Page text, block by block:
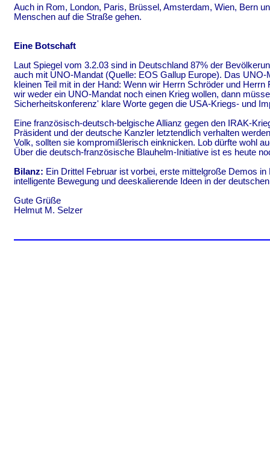
Auch in Rom, London, Paris, Brüssel, Amsterdam, Wien, Bern
Menschen auf die Straße gehen.
Eine Botschaft
Laut Spiegel vom 3.2.03 sind in Deutschland 87% der
auch mit UNO-Mandat (Quelle: EOS Gallup Europe). Das
kleinen Teil mit in der Hand: Wenn wir Herrn Schröder und
wir weder ein UNO-Mandat noch einen Krieg wollen, dann
Sicherheitskonferenz' klare Worte gegen die USA-Kriegs- und
Eine französisch-deutsch-belgische Allianz gegen den IRAK-
Präsident und der deutsche Kanzler letztendlich verhalten
Volk, sollten sie kompromißlerisch einknicken. Lob dürfte wohl
Über die deutsch-französische Blauhelm-Initiative ist es heute
Bilanz: Ein Drittel Februar ist vorbei, erste mittelgroße Demos
intelligente Bewegung und deeskalierende Ideen in der
Gute Grüße
Helmut M. Selzer